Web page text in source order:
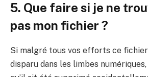
5. Que faire si je ne
pas mon fichier ?
Si malgré tous vos efforts ce
disparu dans les limbes